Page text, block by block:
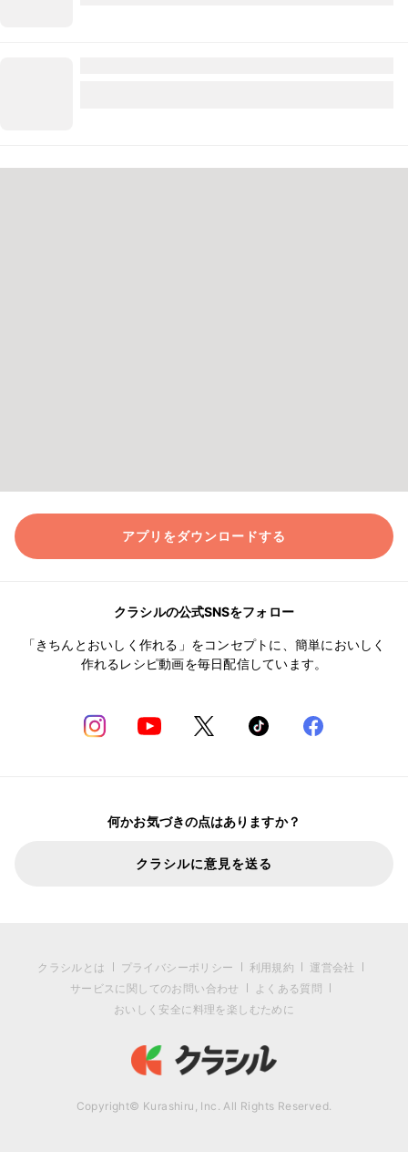
アプリをダウンロードする
クラシルの公式SNSをフォロー
「きちんとおいしく作れる」をコンセプトに、簡単においしく
作れるレシピ動画を毎日配信しています。
何かお気づきの点はありますか？
クラシルに意見を送る
クラシルとは プライバシーポリシー 利用規約
運営会社
サービスに関してのお問い合わせ
よくある質問
おいしく安全に料理を楽しむために
Copyright© Kurashiru, Inc. All Rights Reserved.